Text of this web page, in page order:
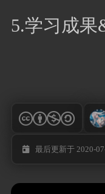
5.学习成果
最后更新于 2020-